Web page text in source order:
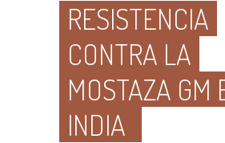
RESISTENCIA
CONTRA LA
MOSTAZA GM
INDIA